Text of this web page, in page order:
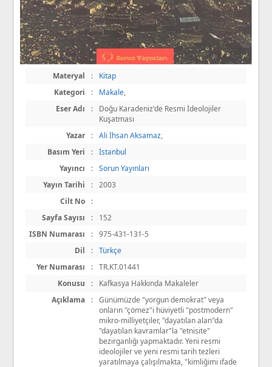
Materyal :
Kitap
Kategori
: Makale,
Eser Adı
:
Doğu Karadeniz'de Resmi İdeolojiler
Kuşatması
Yazar
: Ali İhsan Aksamaz,
Basım Yeri
: İstanbul
Yayıncı
: Sorun Yayınları
Yayın Tarihi
: 2003
Cilt No
:
Sayfa Sayısı
:
152
ISBN Numarası
: 975-431-131-5
Dil
: Türkçe
Yer Numarası
: TR.KT.01441
Konusu
:
Kafkasya Hakkında Makaleler
Açıklama
: Günümüzde "yorgun demokrat" veya
onların "çömez"i hüviyetli "postmodern"
mikro-milliyetçiler, "dayatılan alan"da
"dayatılan kavramlar"la "etnisite"
bezirganlığı yapmaktadır. Yeni resmi
ideolojiler ve yeni resmi tarih tezleri
yaratılmaya çalışılmakta, "kimliğimi ifade